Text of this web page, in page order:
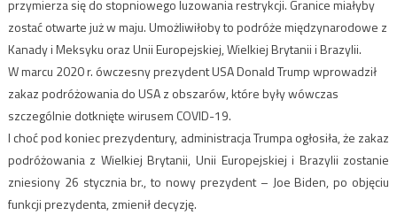
przymierza się do stopniowego luzowania restrykcji. Granice miałyby
zostać otwarte już w maju. Umożliwiłoby to podróże międzynarodowe z
Kanady i Meksyku oraz Unii Europejskiej, Wielkiej Brytanii i Brazylii.
W marcu 2020 r. ówczesny prezydent USA Donald Trump wprowadził
zakaz podróżowania do USA z obszarów, które były wówczas
szczególnie dotknięte wirusem COVID-19.
I choć pod koniec prezydentury, administracja Trumpa ogłosiła, że​​ zakaz
podróżowania z Wielkiej Brytanii, Unii Europejskiej i Brazylii zostanie
zniesiony 26 stycznia br., to nowy prezydent – Joe Biden, po objęciu
funkcji prezydenta, zmienił decyzję.